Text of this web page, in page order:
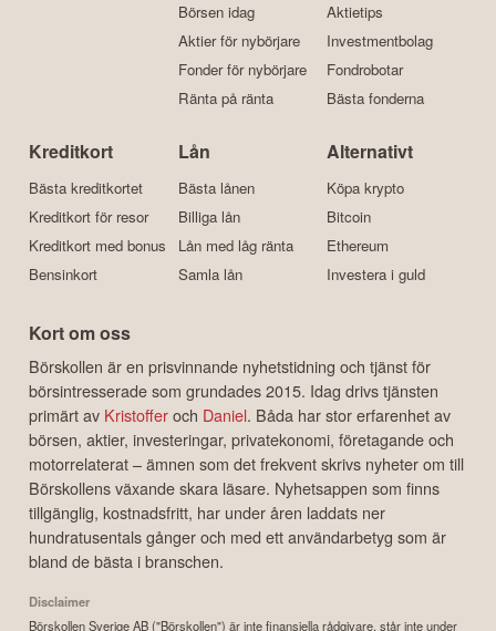
Börsen idag
Aktier för nybörjare
Fonder för nybörjare
Ränta på ränta
Aktietips
Investmentbolag
Fondrobotar
Bästa fonderna
Kreditkort
Bästa kreditkortet
Kreditkort för resor
Kreditkort med bonus
Bensinkort
Lån
Bästa lånen
Billiga lån
Lån med låg ränta
Samla lån
Alternativt
Köpa krypto
Bitcoin
Ethereum
Investera i guld
Kort om oss
Börskollen är en prisvinnande nyhetstidning och tjänst för
börsintresserade som grundades 2015. Idag drivs tjänsten
primärt av Kristofferoch Daniel. Båda har stor erfarenhet av
börsen, aktier, investeringar, privatekonomi, företagande och
motorrelaterat – ämnen som det frekvent skrivs nyheter om till
Börskollens växande skara läsare. Nyhetsappen som finns
tillgänglig, kostnadsfritt, har under åren laddats ner
hundratusentals gånger och med ett användarbetyg som är
bland de bästa i branschen.
Disclaimer
Börskollen Sverige AB ("Börskollen") är inte finansiella rådgivare, står inte under